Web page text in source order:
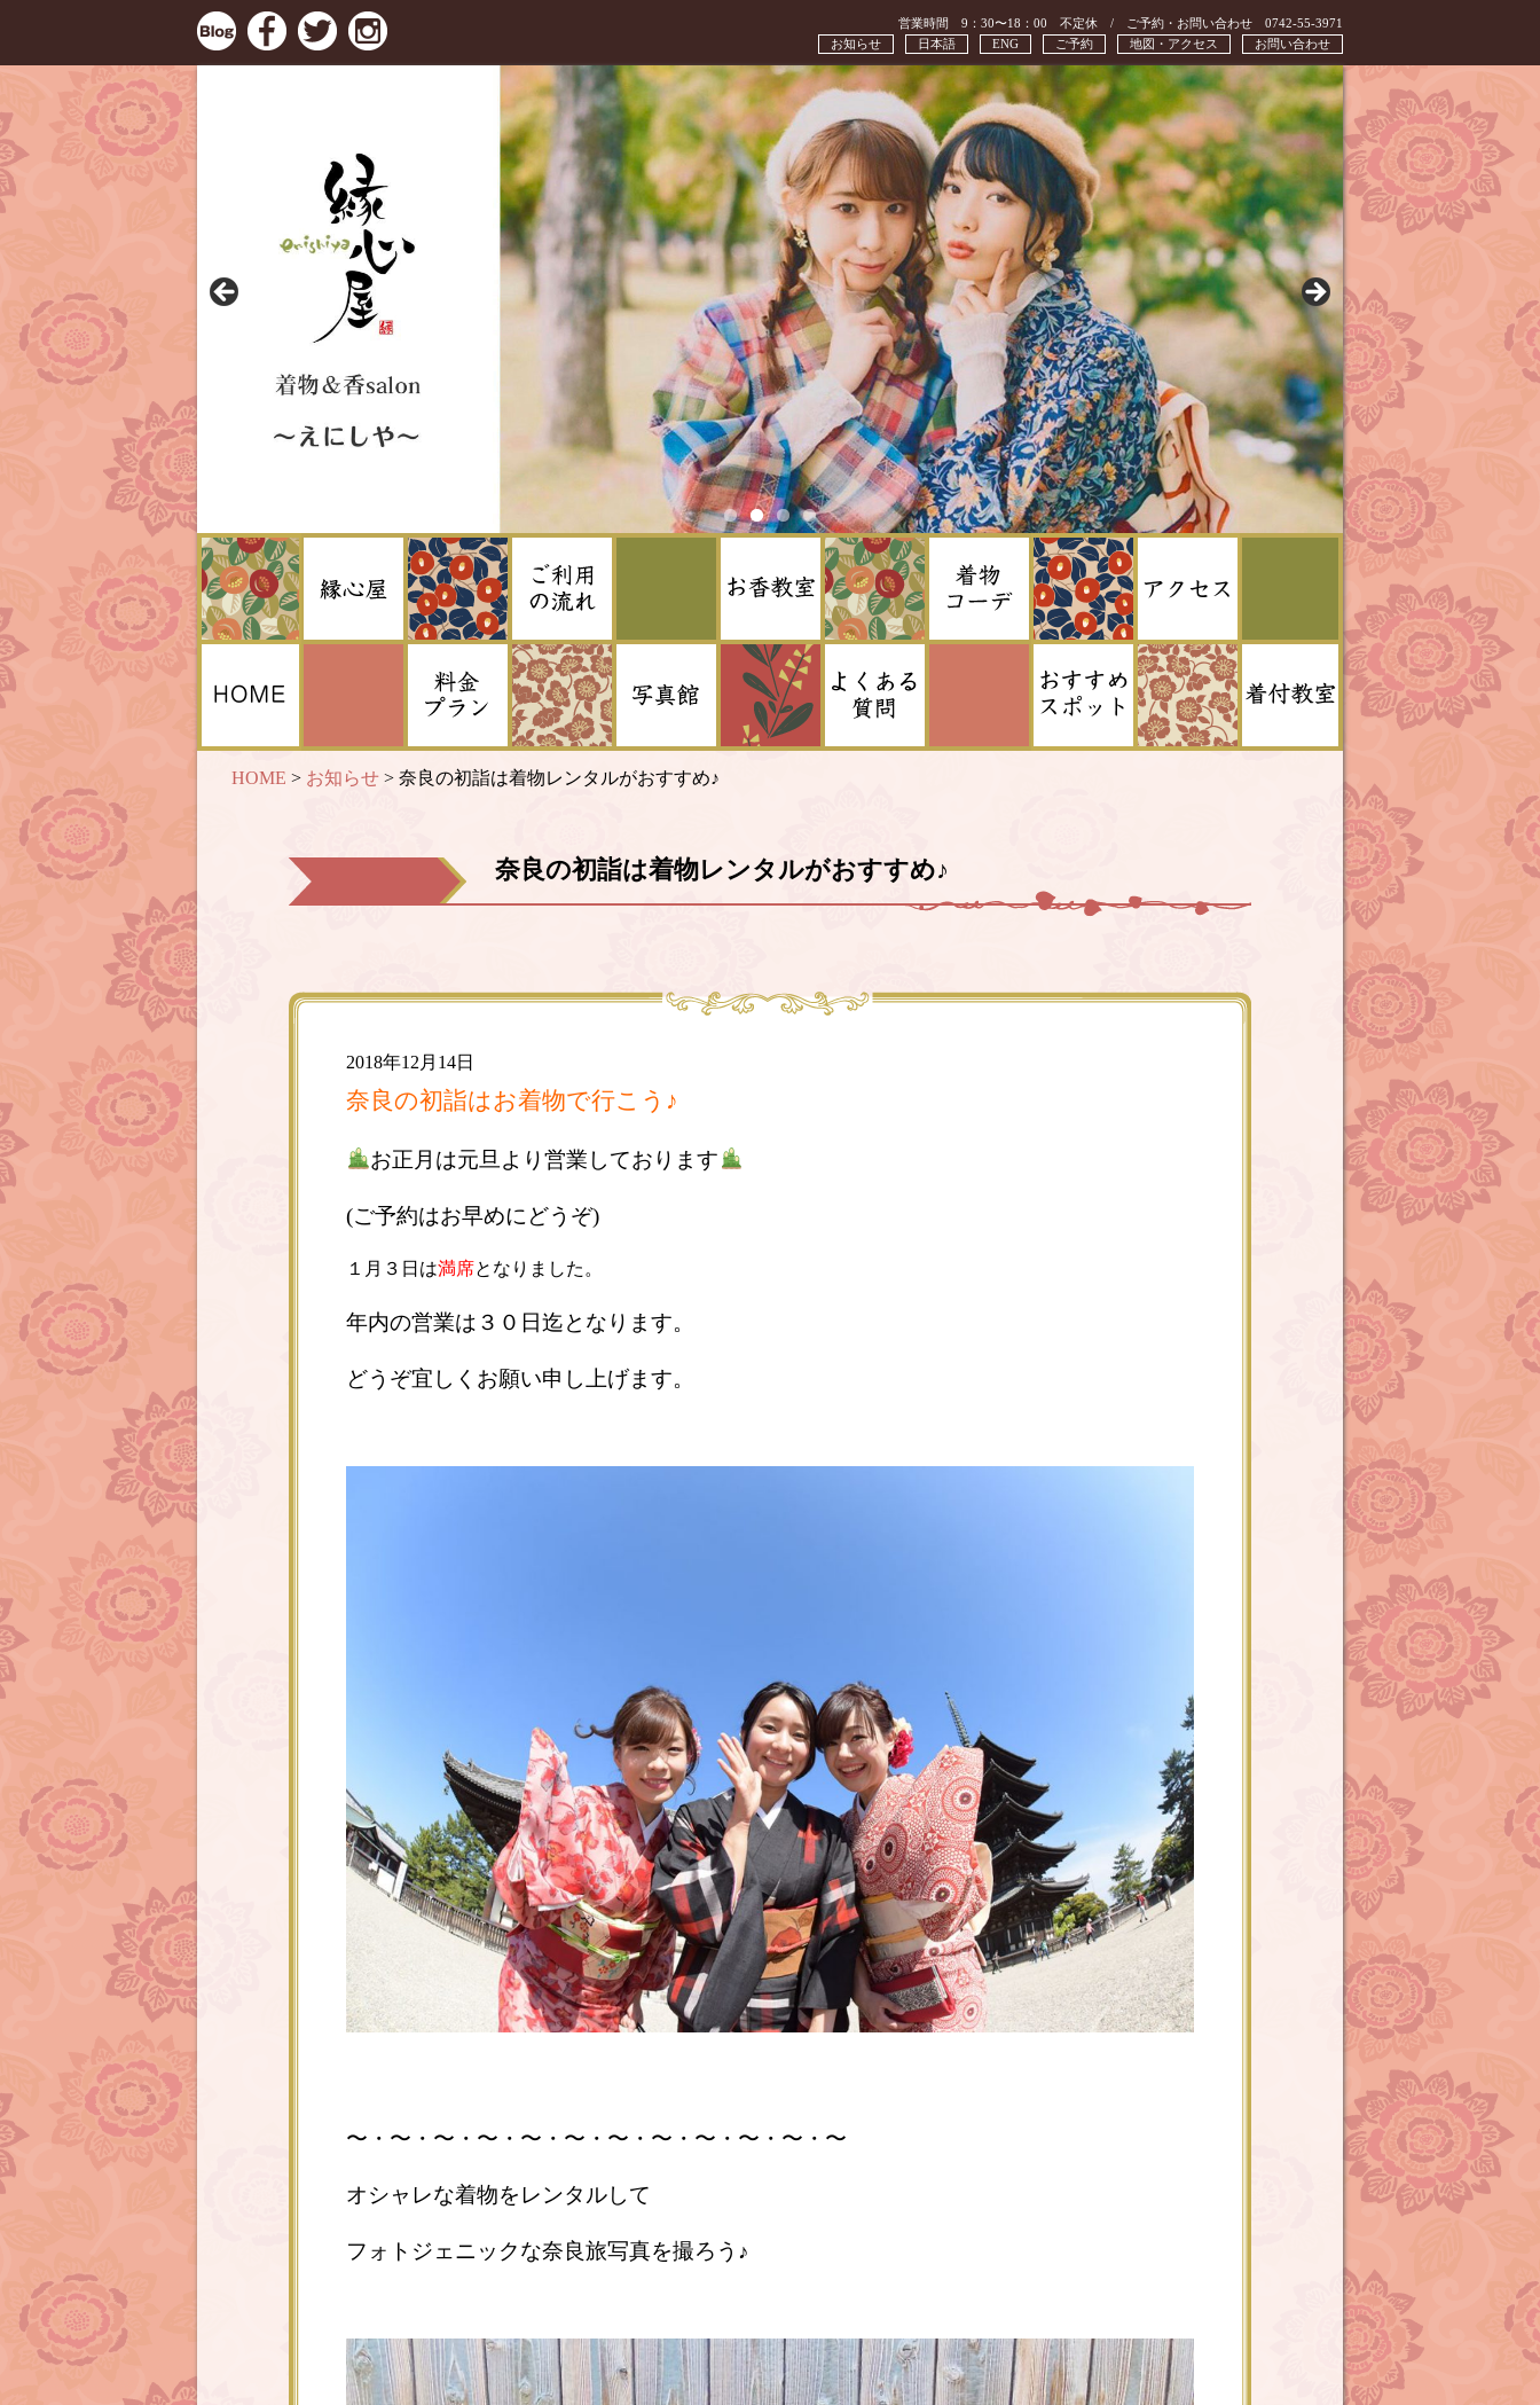
営業時間 9：30〜18：00 不定休 / ご予約・お問い合わせ 0742-55-3971
お問い合わせ
地図・アクセス
ご予約
ENG
日本語
お知らせ
HOME > お知らせ > 奈良の初詣は着物レンタルがおすすめ♪
奈良の初詣は着物レンタルがおすすめ♪
2018年12月14日
奈良の初詣はお着物で行こう♪
お正月は元旦より営業しております
(ご予約はお早めにどうぞ)
１月３日は満席となりました。
年内の営業は３０日迄となります。
どうぞ宜しくお願い申し上げます。
〜・〜・〜・〜・〜・〜・〜・〜・〜・〜・〜・〜
オシャレな着物をレンタルして
フォトジェニックな奈良旅写真を撮ろう♪